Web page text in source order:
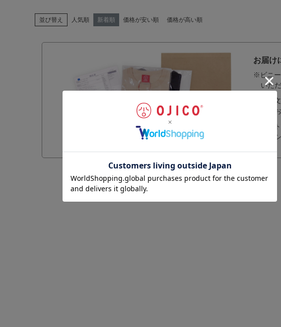
並び替え 人気順 新着順 価格が安い順 価格が高い順
お届け
※ビニー
いた
※ご注
書を
※ギフ
ん。